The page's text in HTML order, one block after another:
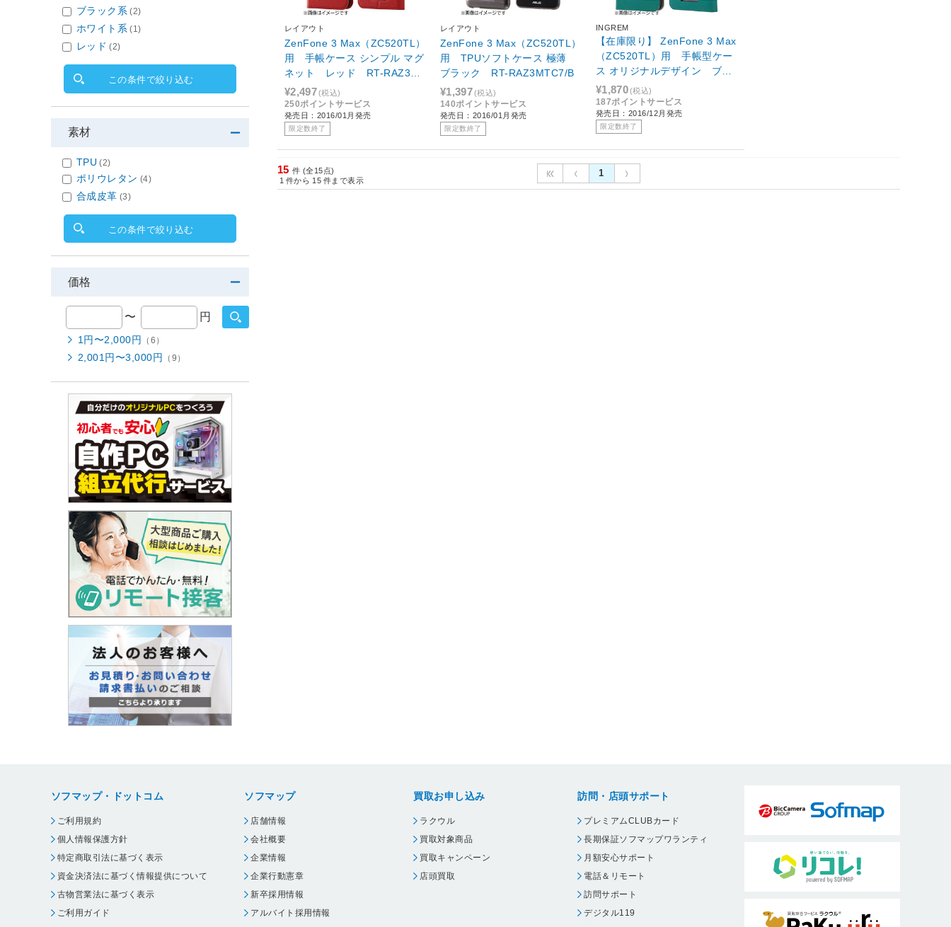
レイアウト
ZenFone 3 Max（ZC520TL）
用 手帳ケース シンプル マグ
ネット レッド RT-RAZ3M
ELC1/R
¥2,497(税込)
250ポイントサービス
発売日：2016/01月発売
限定数終了
レイアウト
ZenFone 3 Max（ZC520TL）
用 TPUソフトケース 極薄
ブラック RT-RAZ3MTC7/B
¥1,397(税込)
140ポイントサービス
発売日：2016/01月発売
限定数終了
INGREM
【在庫限り】 ZenFone 3 Max
（ZC520TL）用 手帳型ケー
ス オリジナルデザイン ブラ
ック IJ-RAZ3MLC/AK095
¥1,870(税込)
187ポイントサービス
発売日：2016/12月発売
限定数終了
15 件 (全15点)
1 件から 15 件まで表示
1
ブラック系 (2)
ホワイト系 (1)
レッド (2)
この条件で絞り込む
素材
TPU (2)
ポリウレタン (4)
合成皮革 (3)
この条件で絞り込む
価格
〜 円
1円〜2,000円 （6）
2,001円〜3,000円 （9）
ソフマップ・ドットコム
ご利用規約
個人情報保護方針
特定商取引法に基づく表示
資金決済法に基づく情報提供について
古物営業法に基づく表示
ご利用ガイド
ソフマップ
店舗情報
会社概要
企業情報
企業行動憲章
新卒採用情報
アルバイト採用情報
買取お申し込み
ラクウル
買取対象商品
買取キャンペーン
店頭買取
訪問・店頭サポート
プレミアムCLUBカード
長期保証ソフマップワランティ
月額安心サポート
電話＆リモート
訪問サポート
デジタル119